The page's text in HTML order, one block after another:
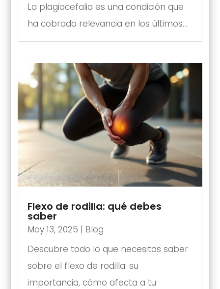
La plagiocefalia es una condición que
ha cobrado relevancia en los últimos...
Flexo de rodilla: qué debes
saber
May 13, 2025 | Blog
Descubre todo lo que necesitas saber
sobre el flexo de rodilla: su
importancia, cómo afecta a tu